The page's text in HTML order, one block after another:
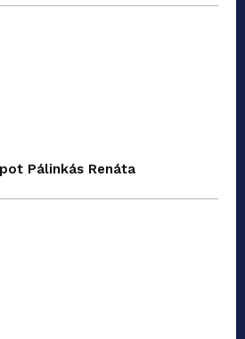
Pálinkás Renáta